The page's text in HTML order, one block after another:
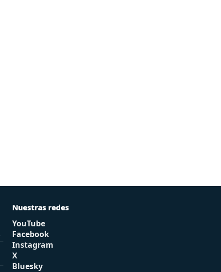
Nuestras redes
YouTube
Facebook
Instagram
X
Bluesky